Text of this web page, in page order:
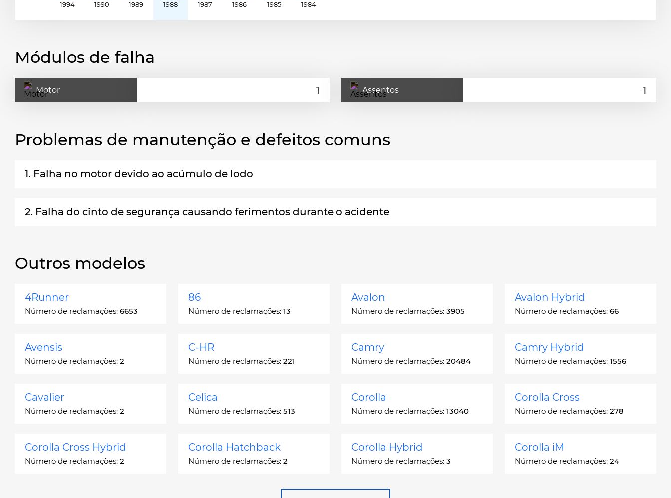
1994 1990 1989 1988 1987 1986 1985 1984
Módulos de falha
Motor Assentos
Problemas de manutenção e defeitos comuns
1. Falha no motor devido ao acúmulo de lodo
2. Falha do cinto de segurança causando ferimentos durante o acidente
Outros modelos
4Runner
Número de reclamações: 6653
86
Número de reclamações: 13
Avalon
Número de reclamações: 3905
Avalon Hybrid
Número de reclamações: 66
Avensis
Número de reclamações: 2
C-HR
Número de reclamações: 221
Camry
Número de reclamações: 20484
Camry Hybrid
Número de reclamações: 1556
Cavalier
Número de reclamações: 2
Celica
Número de reclamações: 513
Corolla
Número de reclamações: 13040
Corolla Cross
Número de reclamações: 278
Corolla Cross Hybrid
Número de reclamações: 2
Corolla Hatchback
Número de reclamações: 2
Corolla Hybrid
Número de reclamações: 3
Corolla iM
Número de reclamações: 24